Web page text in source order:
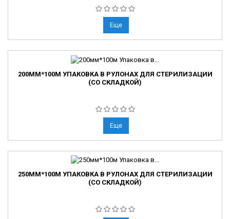
Еще
200ММ*100М УПАКОВКА В РУЛОНАХ ДЛЯ СТЕРИЛИЗАЦИИ
(СО СКЛАДКОЙ)
Еще
250ММ*100М УПАКОВКА В РУЛОНАХ ДЛЯ СТЕРИЛИЗАЦИИ
(СО СКЛАДКОЙ)